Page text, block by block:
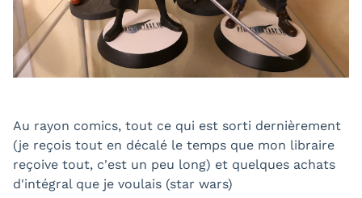
Au rayon comics, tout ce qui est sorti dernièrement
(je reçois tout en décalé le temps que mon libraire
reçoive tout, c'est un peu long) et quelques achats
d'intégral que je voulais (star wars)